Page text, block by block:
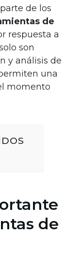
de los
de
respuesta a
son
y análisis de
una
momento
de